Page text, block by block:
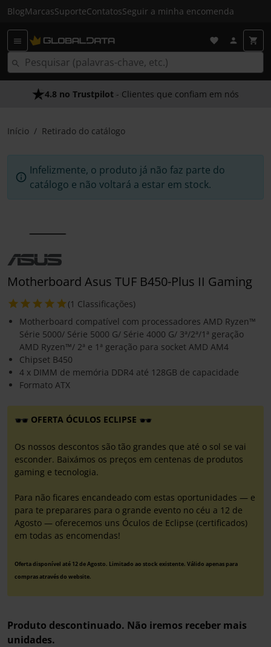
BlogMarcasSuporteContatosSeguir a minha encomenda
4.8 no Trustpilot - Clientes que confiam em nós
Início Retirado do catálogo
Infelizmente, o produto já não faz parte do
catálogo e não voltará a estar em stock.
Motherboard Asus TUF B450-Plus II Gaming
(1 Classificações)
Motherboard compatível com processadores AMD Ryzen™
Série 5000/ Série 5000 G/ Série 4000 G/ 3ª/2ª/1ª geração
AMD Ryzen™/ 2ª e 1ª geração para socket AMD AM4
Chipset B450
4 x DIMM de memória DDR4 até 128GB de capacidade
Formato ATX
OFERTA ÓCULOS ECLIPSE
Os nossos descontos são tão grandes que até o sol se vai
esconder. Baixámos os preços em centenas de produtos
gaming e tecnologia.
Para não ficares encandeado com estas oportunidades — e
para te preparares para o grande evento no céu a 12 de
Agosto — oferecemos uns Óculos de Eclipse (certificados)
em todas as encomendas!
Oferta disponível até 12 de Agosto. Limitado ao stock existente. Válido apenas para
compras através do website.
Produto descontinuado. Não iremos receber mais
unidades.